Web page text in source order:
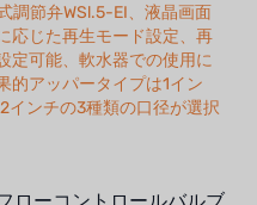
調節弁WSl.5-EI、液晶画面
応じた再生モード設定、再
定可能、軟水器での使用に
的アッパータイプは1イン
インチの3種類の口径が選択